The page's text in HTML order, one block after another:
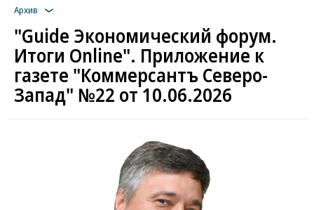
Архив
"Guide Экономический форум.
Итоги Online". Приложение к
газете "Коммерсантъ Северо-
Запад" №22 от 10.06.2026